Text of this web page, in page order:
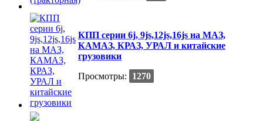
КПП серии 6j, 9js,12js,16js на МАЗ,
КАМАЗ, КРАЗ, УРАЛ и китайские
грузовики
Просмотры:
1270